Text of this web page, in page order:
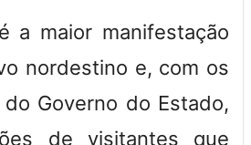
a maior manifestação
nordestino e, com os
Governo do Estado,
de visitantes que